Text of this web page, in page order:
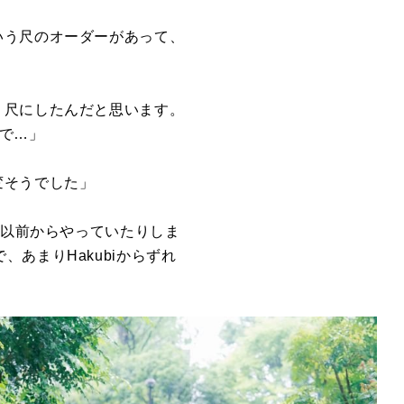
尺のオーダーがあって、
にしたんだと思います。
… 」
うでした」
前からやっていたりしま
あまり Hakubiからずれ